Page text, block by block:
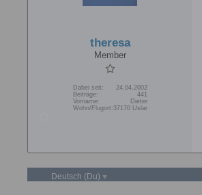
theresa
Member
Dabei seit:
24.04.2002
Beiträge:
441
Vorname:
Dieter
Wohn/Flugort:37170 Uslar
Deutsch (Du)